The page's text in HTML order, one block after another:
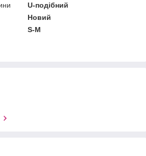
U-подібний
Новий
S-M